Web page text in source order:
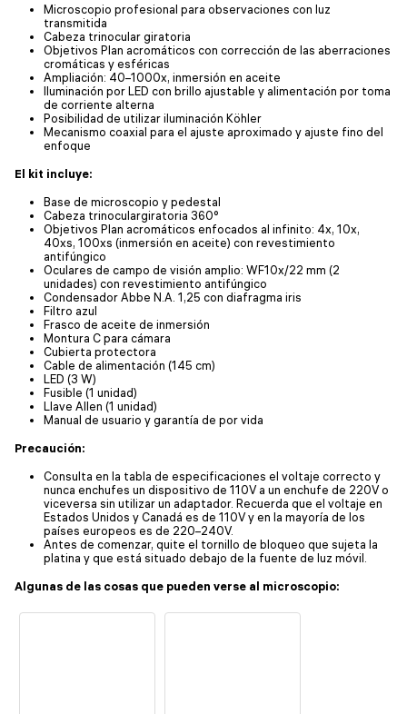
Microscopio profesional para observaciones con luz
transmitida
Cabeza trinocular giratoria
Objetivos Plan acromáticos con corrección de las aberraciones
cromáticas y esféricas
Ampliación: 40–1000x, inmersión en aceite
Iluminación por LED con brillo ajustable y alimentación por toma
de corriente alterna
Posibilidad de utilizar iluminación Köhler
Mecanismo coaxial para el ajuste aproximado y ajuste fino del
enfoque
El kit incluye:
Base de microscopio y pedestal
Cabeza trinoculargiratoria 360°
Objetivos Plan acromáticos enfocados al infinito: 4x, 10x,
40xs, 100xs (inmersión en aceite) con revestimiento
antifúngico
Oculares de campo de visión amplio: WF10x/22 mm (2
unidades) con revestimiento antifúngico
Condensador Abbe N.A. 1,25 con diafragma iris
Filtro azul
Frasco de aceite de inmersión
Montura C para cámara
Cubierta protectora
Cable de alimentación (145 cm)
LED (3 W)
Fusible (1 unidad)
Llave Allen (1 unidad)
Manual de usuario y garantía de por vida
Precaución:
Consulta en la tabla de especificaciones el voltaje correcto y
nunca enchufes un dispositivo de 110V a un enchufe de 220V o
viceversa sin utilizar un adaptador. Recuerda que el voltaje en
Estados Unidos y Canadá es de 110V y en la mayoría de los
países europeos es de 220–240V.
Antes de comenzar, quite el tornillo de bloqueo que sujeta la
platina y que está situado debajo de la fuente de luz móvil.
Algunas de las cosas que pueden verse al microscopio: